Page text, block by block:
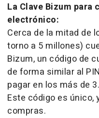
La Clave Bizum para
electrónico:
Cerca de la mitad de
torno a 5 millones)
Bizum, un código de
de forma similar al
pagar en los más de
Este código es único,
compras.